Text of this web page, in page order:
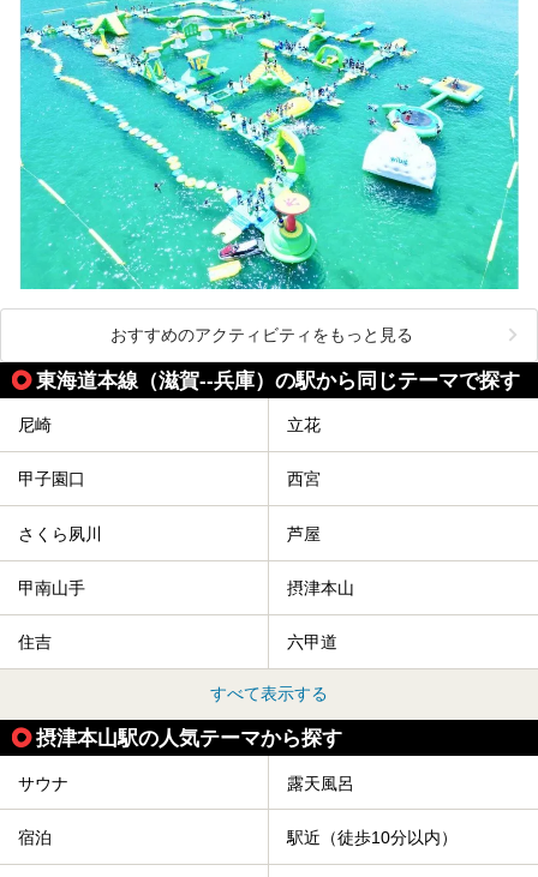
おすすめのアクティビティをもっと見る
東海道本線（滋賀--兵庫）の駅から同じテーマで探す
尼崎 立花
甲子園口 西宮
さくら夙川 芦屋
甲南山手 摂津本山
住吉 六甲道
すべて表示する
摂津本山駅の人気テーマから探す
サウナ 露天風呂
宿泊 駅近（徒歩10分以内）